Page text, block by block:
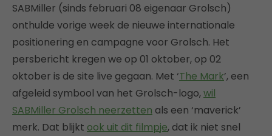
SABMiller (sinds februari 08 eigenaar Grolsch)
onthulde vorige week de nieuwe internationale
positionering en campagne voor Grolsch. Het
persbericht kregen we op 01 oktober, op 02
oktober is de site live gegaan. Met ‘The Mark’, een
afgeleid symbool van het Grolsch-logo,wil
SABMiller Grolsch neerzetten als een ‘maverick’
merk. Dat blijkt ook uit dit filmpje, dat ik niet snel